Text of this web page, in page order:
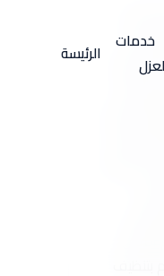
خدمات الرئيسة
يكون
مها.
عمالة